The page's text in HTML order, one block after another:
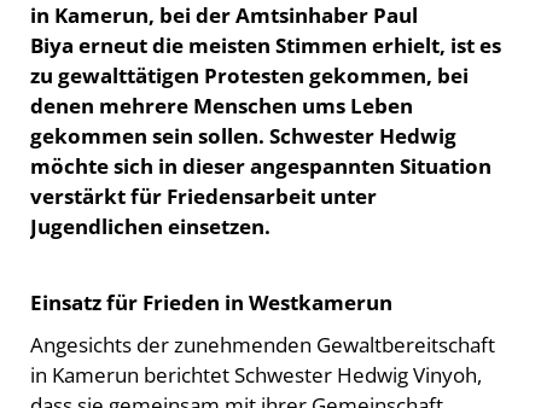
in Kamerun, bei der Amtsinhaber Paul
Biya erneut die meisten Stimmen erhielt, ist es
zu gewalttätigen Protesten gekommen, bei
denen mehrere Menschen ums Leben
gekommen sein sollen. Schwester Hedwig
möchte sich in dieser angespannten Situation
verstärkt für Friedensarbeit unter
Jugendlichen einsetzen.
Einsatz für Frieden in Westkamerun
Angesichts der zunehmenden Gewaltbereitschaft
in Kamerun berichtet Schwester Hedwig Vinyoh,